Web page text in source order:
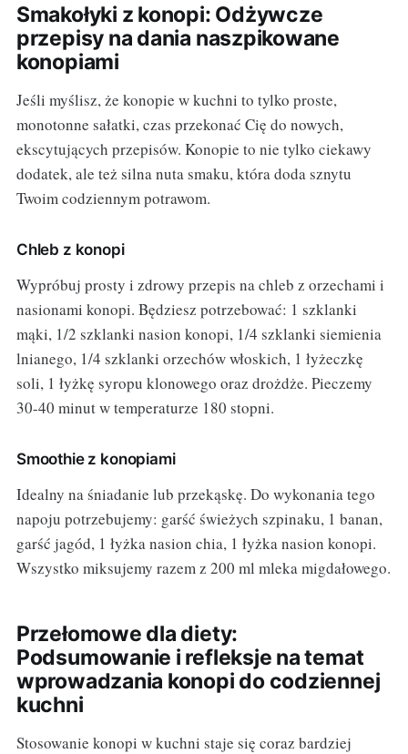
Smakołyki z konopi: Odżywcze
przepisy na dania naszpikowane
konopiami
Jeśli myślisz, że konopie w kuchni to tylko proste,
monotonne sałatki, czas przekonać Cię do nowych,
ekscytujących przepisów. Konopie to nie tylko ciekawy
dodatek, ale też silna nuta smaku, która doda sznytu
Twoim codziennym potrawom.
Chleb z konopi
Wypróbuj prosty i zdrowy przepis na chleb z orzechami i
nasionami konopi. Będziesz potrzebować: 1 szklanki
mąki, 1/2 szklanki nasion konopi, 1/4 szklanki siemienia
lnianego, 1/4 szklanki orzechów włoskich, 1 łyżeczkę
soli, 1 łyżkę syropu klonowego oraz drożdże. Pieczemy
30-40 minut w temperaturze 180 stopni.
Smoothie z konopiami
Idealny na śniadanie lub przekąskę. Do wykonania tego
napoju potrzebujemy: garść świeżych szpinaku, 1 banan,
garść jagód, 1 łyżka nasion chia, 1 łyżka nasion konopi.
Wszystko miksujemy razem z 200 ml mleka migdałowego.
Przełomowe dla diety:
Podsumowanie i refleksje na temat
wprowadzania konopi do codziennej
kuchni
Stosowanie konopi w kuchni staje się coraz bardziej